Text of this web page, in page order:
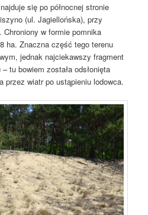
się po północnej stronie
(ul. Jagiellońska), przy
w formie pomnika
ha. Znaczna część tego terenu
jednak najciekawszy fragment
tu bowiem została odsłonięta
przez wiatr po ustąpieniu lodowca.